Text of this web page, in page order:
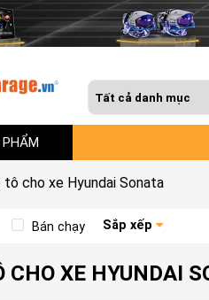
cho xe Hyundai Sonata
Bán chạy Sắp xếp
CHO XE HYUNDAI